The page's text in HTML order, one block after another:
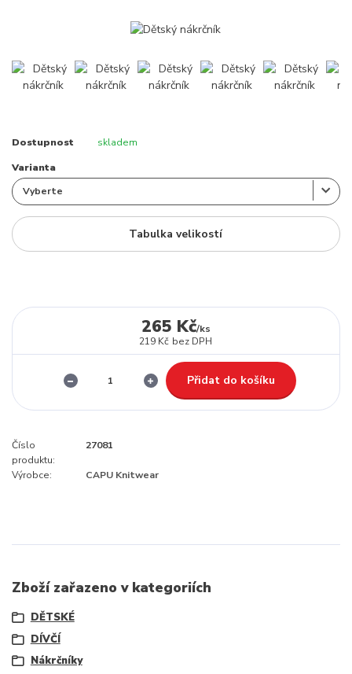
Dostupnost skladem
Varianta
Tabulka velikostí
265 Kč/ks
219 Kč bez DPH
Přidat do košíku
Číslo
produktu:
27081
Výrobce: CAPU Knitwear
Zboží zařazeno v kategoriích
DĚTSKÉ
DÍVČÍ
Nákrčníky